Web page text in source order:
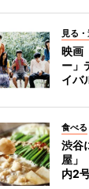
見る
映画
ー」
イバ
食べる
渋谷
屋」
内2